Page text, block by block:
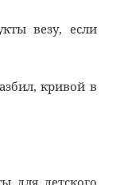
везу, если
кривой в